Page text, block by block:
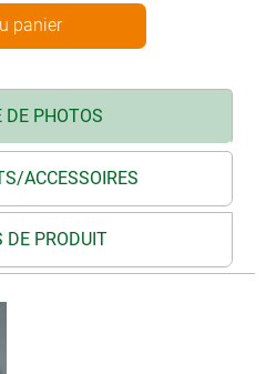
panier
DE PHOTOS
ACCESSOIRES
DE PRODUIT